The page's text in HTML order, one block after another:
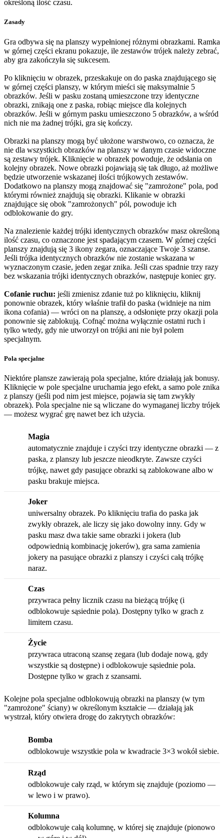
określoną ilość czasu.
Zasady
Gra odbywa się na planszy wypełnionej różnymi obrazkami. Ramka
w górnej części ekranu pokazuje, ile zestawów trójek należy zebrać,
aby gra zakończyła się sukcesem.
Po kliknięciu w obrazek, przeskakuje on do paska znajdującego się
w górnej części planszy, w którym mieści się maksymalnie 5
obrazków. Jeśli w pasku zostaną umieszczone trzy identyczne
obrazki, znikają one z paska, robiąc miejsce dla kolejnych
obrazków. Jeśli w górnym pasku umieszczono 5 obrazków, a wśród
nich nie ma żadnej trójki, gra się kończy.
Obrazki na planszy mogą być ułożone warstwowo, co oznacza, że
nie dla wszystkich obrazków na planszy w danym czasie widoczne
są zestawy trójek. Kliknięcie w obrazek powoduje, że odsłania on
kolejny obrazek. Nowe obrazki pojawiają się tak długo, aż możliwe
będzie utworzenie wskazanej ilości trójkowych zestawów.
Dodatkowo na planszy mogą znajdować się "zamrożone" pola, pod
którymi również znajdują się obrazki. Klikanie w obrazki
znajdujące się obok "zamrożonych" pól, powoduje ich
odblokowanie do gry.
Na znalezienie każdej trójki identycznych obrazków masz określoną
ilość czasu, co oznaczone jest spadającym czasem. W górnej części
planszy znajdują się 3 ikony zegara, oznaczające Twoje 3 szanse.
Jeśli trójka identycznych obrazków nie zostanie wskazana w
wyznaczonym czasie, jeden zegar znika. Jeśli czas spadnie trzy razy
bez wskazania trójki identycznych obrazków, następuje koniec gry.
Cofanie ruchu: jeśli zmienisz zdanie tuż po kliknięciu, kliknij
ponownie obrazek, który właśnie trafił do paska (widnieje na nim
ikona cofania) — wróci on na planszę, a odsłonięte przy okazji pola
ponownie się zablokują. Cofnąć można wyłącznie ostatni ruch i
tylko wtedy, gdy nie utworzył on trójki ani nie był polem
specjalnym.
Pola specjalne
Niektóre plansze zawierają pola specjalne, które działają jak bonusy.
Kliknięcie w pole specjalne uruchamia jego efekt, a samo pole znika
z planszy (jeśli pod nim jest miejsce, pojawia się tam zwykły
obrazek). Pola specjalne nie są wliczane do wymaganej liczby trójek
— możesz wygrać grę nawet bez ich użycia.
Magia
automatycznie znajduje i czyści trzy identyczne obrazki — z
paska, z planszy lub jeszcze nieodkryte. Zawsze czyści
trójkę, nawet gdy pasujące obrazki są zablokowane albo w
pasku brakuje miejsca.
Joker
uniwersalny obrazek. Po kliknięciu trafia do paska jak
zwykły obrazek, ale liczy się jako dowolny inny. Gdy w
pasku masz dwa takie same obrazki i jokera (lub
odpowiednią kombinację jokerów), gra sama zamienia
jokery na pasujące obrazki z planszy i czyści całą trójkę
naraz.
Czas
przywraca pełny licznik czasu na bieżącą trójkę (i
odblokowuje sąsiednie pola). Dostępny tylko w grach z
limitem czasu.
Życie
przywraca utraconą szansę zegara (lub dodaje nową, gdy
wszystkie są dostępne) i odblokowuje sąsiednie pola.
Dostępne tylko w grach z szansami.
Kolejne pola specjalne odblokowują obrazki na planszy (w tym
"zamrożone" ściany) w określonym kształcie — działają jak
wystrzał, który otwiera drogę do zakrytych obrazków:
Bomba
odblokowuje wszystkie pola w kwadracie 3×3 wokół siebie.
Rząd
odblokowuje cały rząd, w którym się znajduje (poziomo —
w lewo i w prawo).
Kolumna
odblokowuje całą kolumnę, w której się znajduje (pionowo